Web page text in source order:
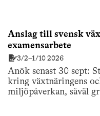
Anslag till svensk
examensarbete
3/2–1/10 2026
Anök senast 30 sept:
kring växtnäringens
miljöpåverkan, såväl